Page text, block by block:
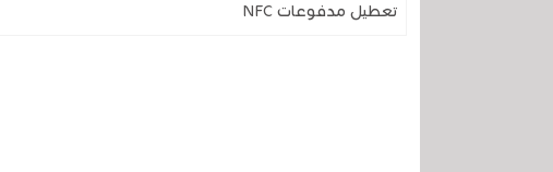
تعطيل مدفوعات NFC